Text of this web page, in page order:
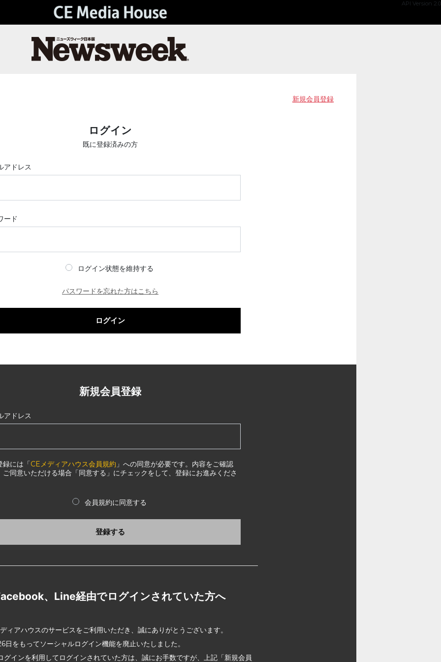
API Version 2.0
新規会員登録
ログイン
既に登録済みの方
アドレス
ード
ログイン状態を維持する
パスワードを忘れた方はこちら
ログイン
新規会員登録
アドレス
録には「CEメディアハウス会員規約 」への同意が必要です。内容をご確認
ご同意いただける場合「同意する」にチェックをして、登録にお進みくださ
会員規約に同意する
登録する
、Line経由でログインされていた方へ
ィアハウスのサービスをご利用いただき、誠にありがとうございます。
日をもってソーシャルログイン機能を廃止いたしました。
グインを利用してログインされていた方は、誠にお手数ですが、上記「新規会員